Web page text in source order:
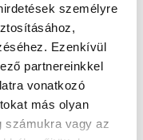
személyre
Ezenkívül
partnereinkkel
vonatkozó
más olyan
számukra vagy az